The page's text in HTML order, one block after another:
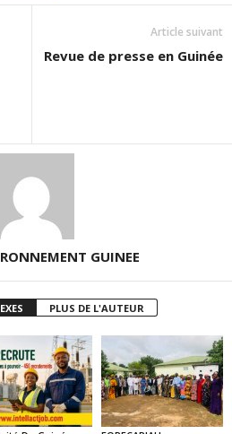
Article suivant
Revue de presse en Guinée
GUINEE
PLUS DE L'AUTEUR